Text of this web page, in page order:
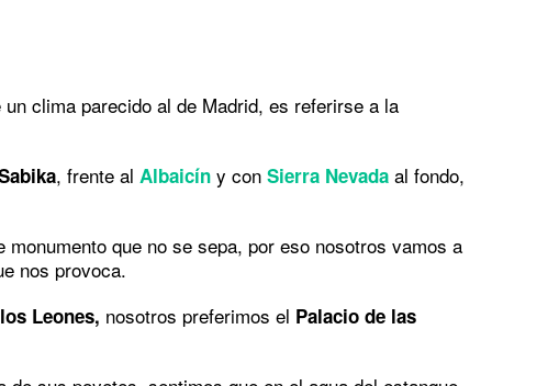
clima parecido al de Madrid, es referirse a la
, frente al Albaicín y con Sierra Nevada al fondo,
que no se sepa, por eso nosotros vamos a
nos provoca.
Leones, nosotros preferimos el Palacio de las